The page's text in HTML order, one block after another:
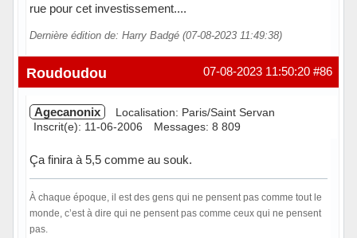
rue pour cet investissement....
Dernière édition de: Harry Badgé (07-08-2023 11:49:38)
Hors ligne #86
07-08-2023 11:50:20
Roudoudou
Agecanonix
Localisation: Paris/Saint Servan
Inscrit(e): 11-06-2006
Messages: 8 809
Ça finira à 5,5 comme au souk.
À chaque époque, il est des gens qui ne pensent pas comme tout le
monde, c’est à dire qui ne pensent pas comme ceux qui ne pensent
pas.